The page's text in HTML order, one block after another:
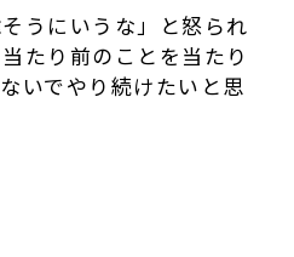
うにいうな」と怒られ
たり前のことを当たり
いでやり続けたいと思